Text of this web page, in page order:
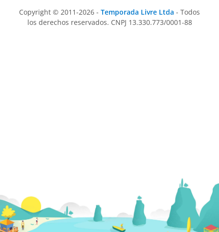
Copyright © 2011-2026 - Temporada Livre Ltda - Todos
los derechos reservados. CNPJ 13.330.773/0001-88